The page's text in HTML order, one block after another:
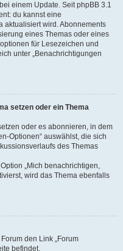
einem Update. Seit phpBB 3.1
du kannst eine
aktualisiert wird. Abonnements
eines Themas oder eines
für Lesezeichen und
unter „Benachrichtigungen
setzen oder ein Thema
oder es abonnieren, in dem
Optionen“ auswählst, die sich
des Themas
„Mich benachrichtigen,
wird das Thema ebenfalls
den Link „Forum
befindet.